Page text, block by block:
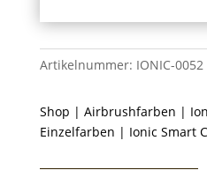
Artikelnummer: IONIC-0052
Shop | Airbrushfarben |
Einzelfarben | Ionic Smart